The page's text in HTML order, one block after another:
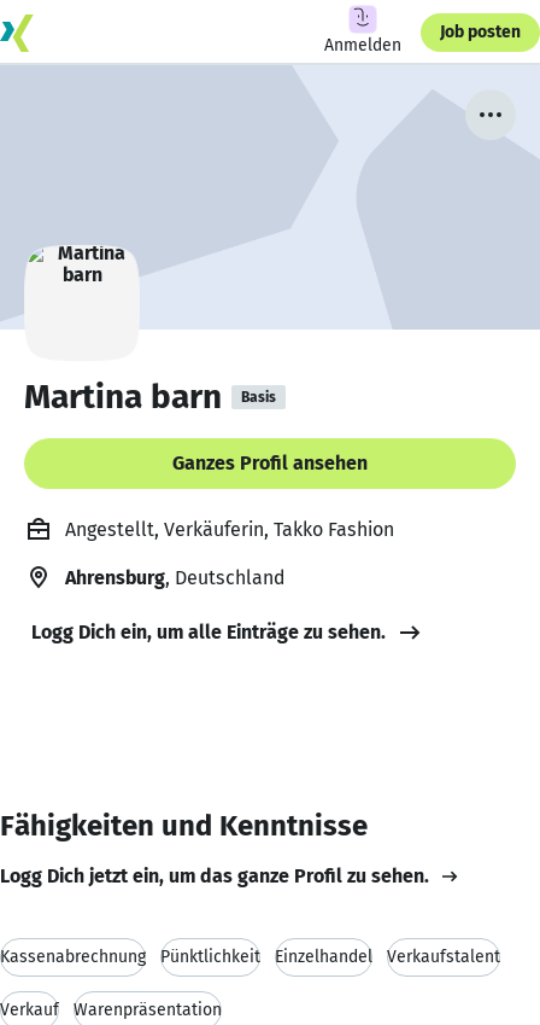
Anmelden
Job posten
Martina barn Basis
Ganzes Profil ansehen
Angestellt, Verkäuferin, Takko Fashion
Ahrensburg, Deutschland
Logg Dich ein, um alle Einträge zu sehen.
Fähigkeiten und Kenntnisse
Logg Dich jetzt ein, um das ganze Profil zu sehen.
Kassenabrechnung Pünktlichkeit Einzelhandel Verkaufstalent
Verkauf Warenpräsentation